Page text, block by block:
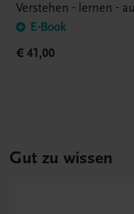
Verstehen - lernen -
E-Book
€ 41,00
Gut zu wissen